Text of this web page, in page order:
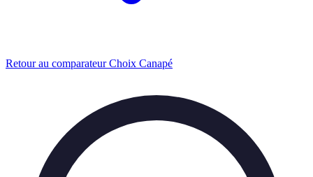
Retour au comparateur Choix Canapé